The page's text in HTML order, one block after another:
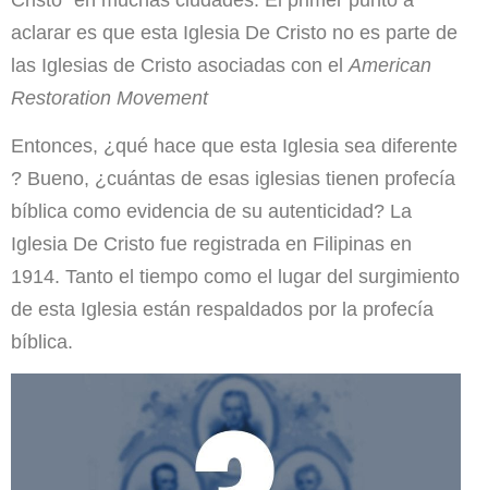
aclarar es que esta Iglesia De Cristo no es parte de
las Iglesias de Cristo asociadas con el American
Restoration Movement
Entonces, ¿qué hace que esta Iglesia sea diferente
? Bueno, ¿cuántas de esas iglesias tienen profecía
bíblica como evidencia de su autenticidad? La
Iglesia De Cristo fue registrada en Filipinas en
1914. Tanto el tiempo como el lugar del surgimiento
de esta Iglesia están respaldados por la profecía
bíblica.